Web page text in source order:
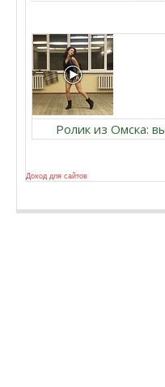
Ролик из Омска:
Доход для сайтов